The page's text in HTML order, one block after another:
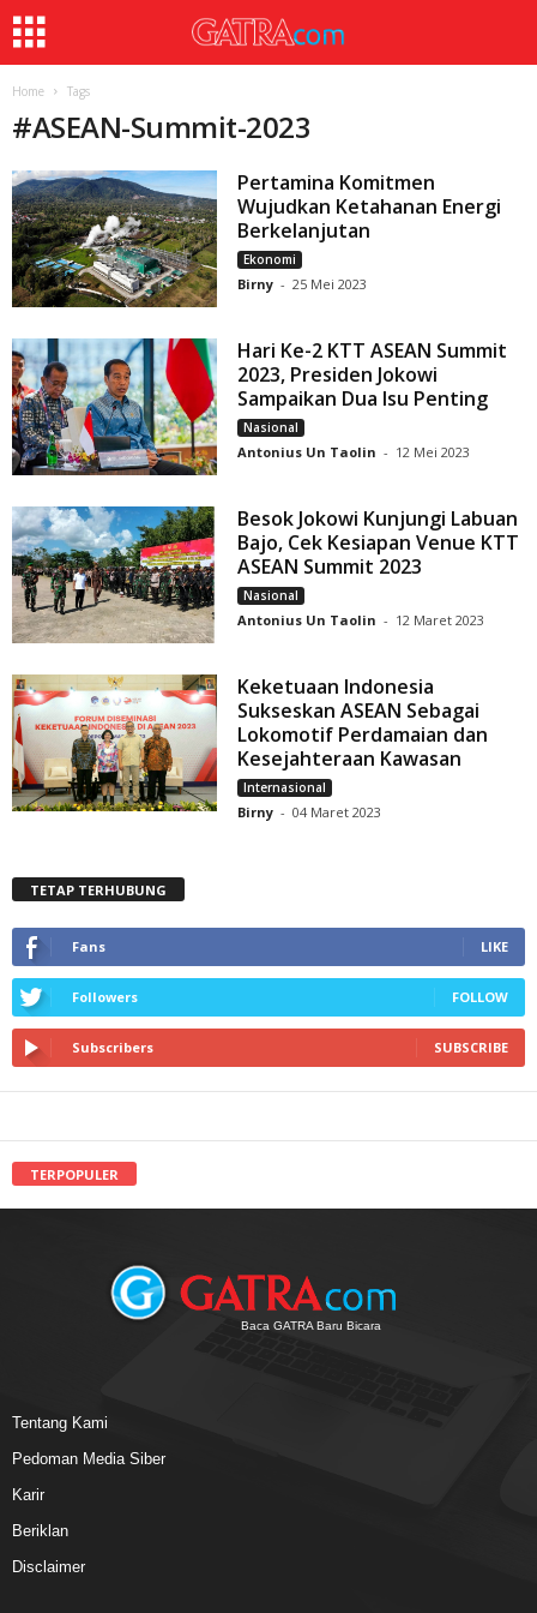
Home Tags
#ASEAN-Summit-2023
Pertamina Komitmen
Wujudkan Ketahanan Energi
Berkelanjutan
Ekonomi
Birny - 25 Mei 2023
Hari Ke-2 KTT ASEAN Summit
2023, Presiden Jokowi
Sampaikan Dua Isu Penting
Nasional
Antonius Un Taolin - 12 Mei 2023
Besok Jokowi Kunjungi Labuan
Bajo, Cek Kesiapan Venue KTT
ASEAN Summit 2023
Nasional
Antonius Un Taolin - 12 Maret 2023
Keketuaan Indonesia
Sukseskan ASEAN Sebagai
Lokomotif Perdamaian dan
Kesejahteraan Kawasan
Internasional
Birny - 04 Maret 2023
TETAP TERHUBUNG
Fans LIKE
Followers FOLLOW
Subscribers SUBSCRIBE
TERPOPULER
Baca GATRA Baru Bicara
Tentang Kami
Pedoman Media Siber
Karir
Beriklan
Disclaimer